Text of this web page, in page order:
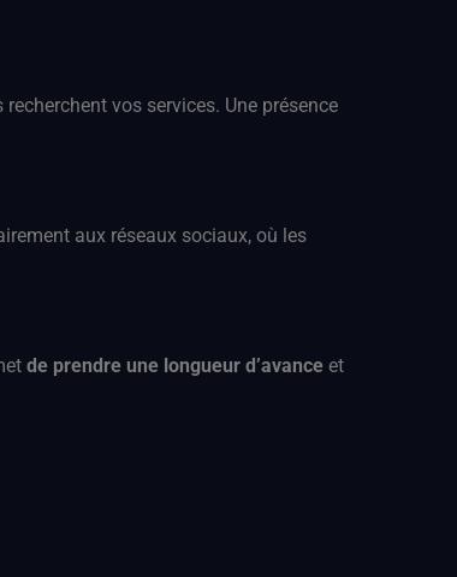
vos services. Une présence
aux réseaux sociaux, où les
de prendre une longueur d’avance et